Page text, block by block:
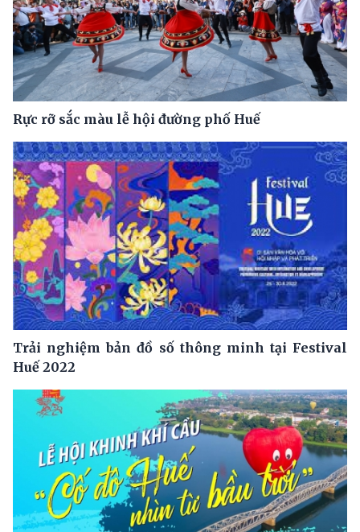
Rực rỡ sắc màu lễ hội đường phố Huế
Trải nghiệm bản đồ số thông minh tại Festival
Huế 2022